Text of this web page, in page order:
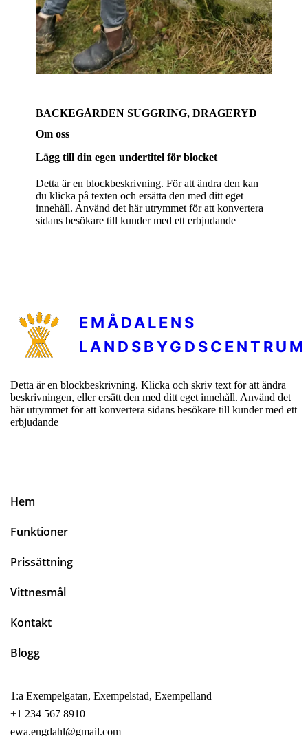
BACKEGÅRDEN SUGGRING, DRAGERYD
Om oss
Lägg till din egen undertitel för blocket
Detta är en blockbeskrivning. För att ändra den kan
du klicka på texten och ersätta den med ditt eget
innehåll. Använd det här utrymmet för att konvertera
sidans besökare till kunder med ett erbjudande
EMÅDALENS
LANDSBYGDSCENTRUM
Detta är en blockbeskrivning. Klicka och skriv text för att ändra
beskrivningen, eller ersätt den med ditt eget innehåll. Använd det
här utrymmet för att konvertera sidans besökare till kunder med ett
erbjudande
1:a Exempelgatan, Exempelstad, Exempelland
+1 234 567 8910
ewa.engdahl@gmail.com
Hem
Funktioner
Prissättning
Vittnesmål
Kontakt
Blogg